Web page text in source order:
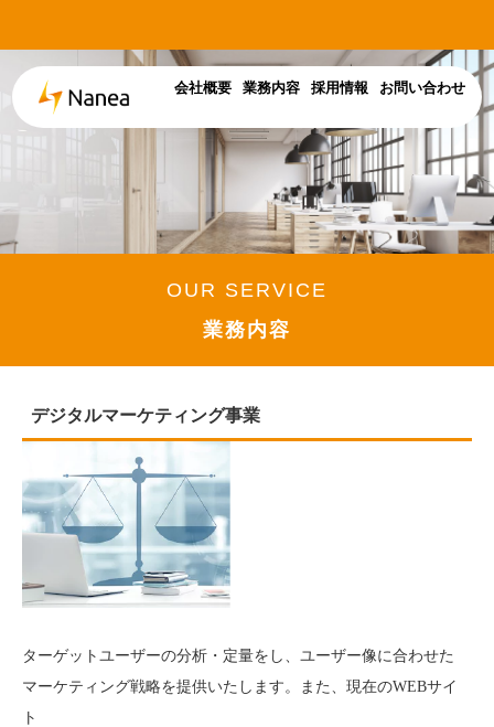
会社概要 業務内容 採用情報 お問い合わせ
OUR SERVICE
業務内容
デジタルマーケティング事業
ターゲットユーザーの分析・定量をし、ユーザー像に合わせた
マーケティング戦略を提供いたします。また、現在のWEBサイ
ト